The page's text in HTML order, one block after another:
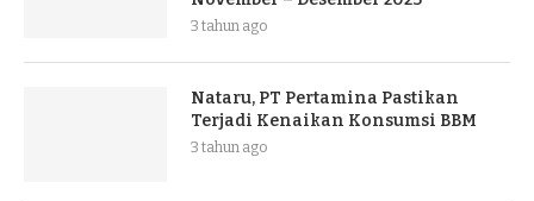
3 tahun ago
Nataru, PT Pertamina Pastikan
Terjadi Kenaikan Konsumsi BBM
3 tahun ago